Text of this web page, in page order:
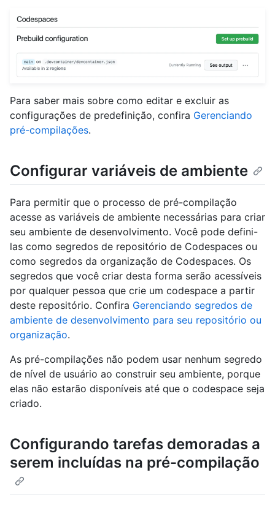
Para saber mais sobre como editar e excluir as
configurações de predefinição, confira Gerenciando
pré-compilações.
Configurar variáveis de ambiente
Para permitir que o processo de pré-compilação
acesse as variáveis de ambiente necessárias para criar
seu ambiente de desenvolvimento. Você pode defini-
las como segredos de repositório de Codespaces ou
como segredos da organização de Codespaces. Os
segredos que você criar desta forma serão acessíveis
por qualquer pessoa que crie um codespace a partir
deste repositório. Confira Gerenciando segredos de
ambiente de desenvolvimento para seu repositório ou
organização.
As pré-compilações não podem usar nenhum segredo
de nível de usuário ao construir seu ambiente, porque
elas não estarão disponíveis até que o codespace seja
criado.
Configurando tarefas demoradas a
serem incluídas na pré-compilação